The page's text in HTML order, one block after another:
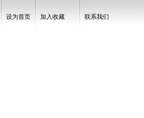
设为首页 加入收藏 联系我们